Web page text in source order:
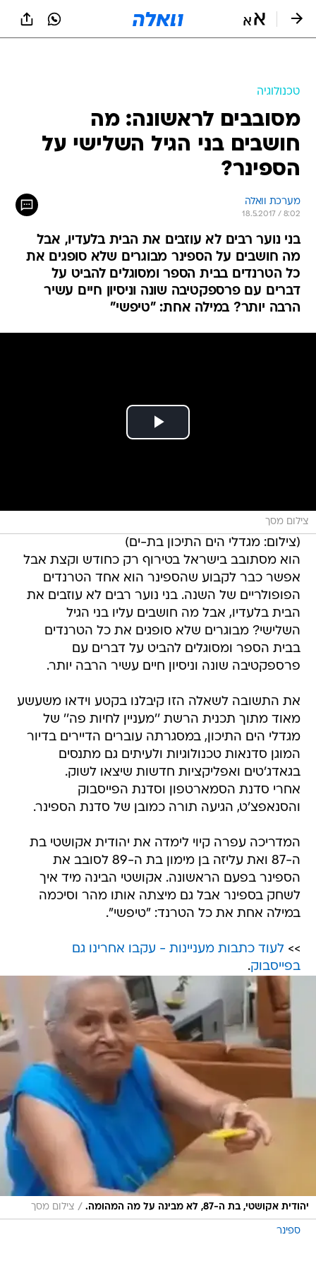
טכנולוגיה
מסובבים לראשונה: מה
חושבים בני הגיל השלישי על
הספינר?
מערכת וואלה
18.5.2017 / 8:02
בני נוער רבים לא עוזבים את הבית בלעדיו, אבל
מה חושבים על הספינר מבוגרים שלא סופגים את
כל הטרנדים בבית הספר ומסוגלים להביט על
דברים עם פרספקטיבה שונה וניסיון חיים עשיר
הרבה יותר? במילה אחת: "טיפשי"
צילום מסך
(צילום: מגדלי הים התיכון בת-ים)
הוא מסתובב בישראל בטירוף רק כחודש וקצת אבל
אפשר כבר לקבוע שהספינר הוא אחד הטרנדים
הפופולריים של השנה. בני נוער רבים לא עוזבים את
הבית בלעדיו, אבל מה חושבים עליו בני הגיל
השלישי? מבוגרים שלא סופגים את כל הטרנדים
בבית הספר ומסוגלים להביט על דברים עם
פרספקטיבה שונה וניסיון חיים עשיר הרבה יותר.
את התשובה לשאלה הזו קיבלנו בקטע וידאו משעשע
מאוד מתוך תכנית הרשת ''מעניין לחיות פה'' של
מגדלי הים התיכון, במסגרתה עוברים הדיירים בדיור
המוגן סדנאות טכנולוגיות ולעיתים גם מתנסים
בגאדג'טים ואפליקציות חדשות שיצאו לשוק.
אחרי סדנת הסמארטפון וסדנת הפייסבוק
והסנאפצ'ט, הגיעה תורה כמובן של סדנת הספינר.
המדריכה עפרה קיוי לימדה את יהודית אקושטי בת
ה-87 ואת עליזה בן מימון בת ה-89 לסובב את
הספינר בפעם הראשונה. אקושטי הבינה מיד איך
לשחק בספינר אבל גם מיצתה אותו מהר וסיכמה
במילה אחת את כל הטרנד: "טיפשי".
>>לעוד כתבות מעניינות - עקבו אחרינו גם
בפייסבוק.
יהודית אקושטי, בת ה-87, לא מבינה על מה המהומה. / צילום מסך
ספינר